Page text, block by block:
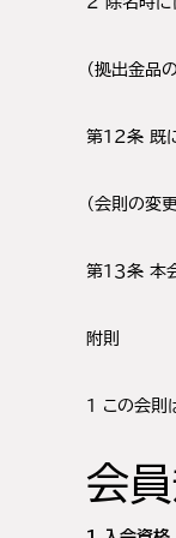
（拠出金品
第１２条 既
（会則の変更
第１３条 本
附則
１ この会則
会